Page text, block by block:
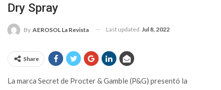
Dry Spray
By AEROSOL La Revista Last updated Jul 8, 2022
Share
La marca Secret de Procter & Gamble (P&G) presentó la